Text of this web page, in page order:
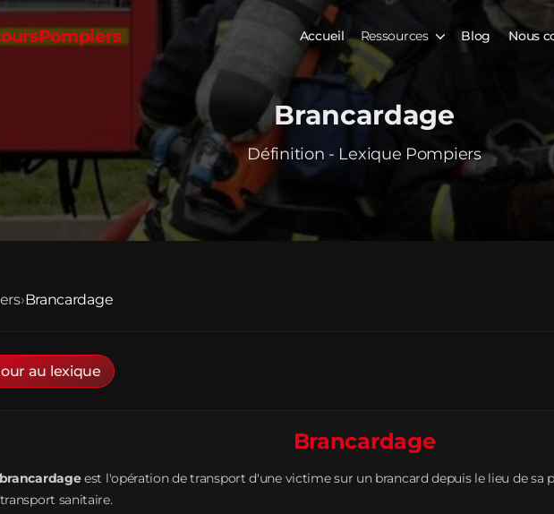
Pompiers Accueil Ressources Blog Nous
Brancardage
Définition - Lexique Pompiers
›Brancardage
au lexique
Brancardage
brancardageest l'opération de transport d'une victime sur un brancard depuis le lieu de sa
sanitaire.